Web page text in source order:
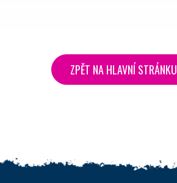
ZPĚT NA HLAVNÍ STRÁNKU